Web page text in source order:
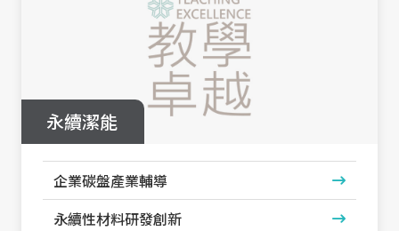
永續潔能
企業碳盤產業輔導
永續性材料研發創新